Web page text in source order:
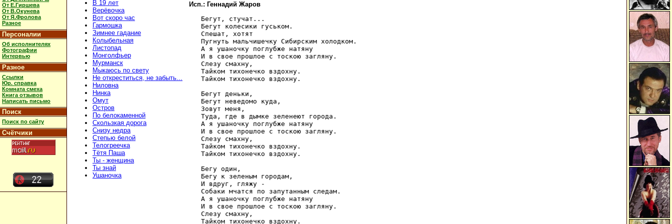
От Е.Гиршева
От В.Окунева
От Я.Фролова
Разное
Персоналии
Об исполнителях
Фотографии
Интервью
Разное
Ссылки
Юр. справка
Комната смеха
Книга отзывов
Написать письмо
Поиск
Поиск по сайту
Счётчики
В 19 лет
Верёвочка
Вот скоро час
Гармошка
Зимнее гадание
Колыбельная
Листопад
Монголфьер
Мурманск
Мыкаюсь по свету
Не откреститься, не забыть...
Ниловна
Нинка
Омут
Остров
По белокаменной
Скользкая дорога
Снизу недра
Степью белой
Телогреечка
Тётя Паша
Ты - женщина
Ты знай
Ушаночка
Исп.: Геннадий Жаров
   Бегут, стучат...
   Бегут колесики гуськом.
   Спешат, хотят
   Пугнуть мальчишечку Сибирским холодком.
   А я ушаночку поглубже натяну
   И в свое прошлое с тоскою загляну.
   Слезу смахну,
   Тайком тихонечко вздохну.
   Тайком тихонечко вздохну.
   Бегут деньки,
   Бегут неведомо куда,
   Зовут меня,
   Туда, где в дымке зеленеют города.
   А я ушаночку поглубже натяну
   И в свое прошлое с тоскою загляну.
   Слезу смахну,
   Тайком тихонечко вздохну.
   Тайком тихонечко вздохну.
   Бегу один,
   Бегу к зеленым городам,
   И вдруг, гляжу -
   Собаки мчатся по запутанным следам.
   А я ушаночку поглубже натяну
   И в свое прошлое с тоскою загляну.
   Слезу смахну,
   Тайком тихонечко вздохну.